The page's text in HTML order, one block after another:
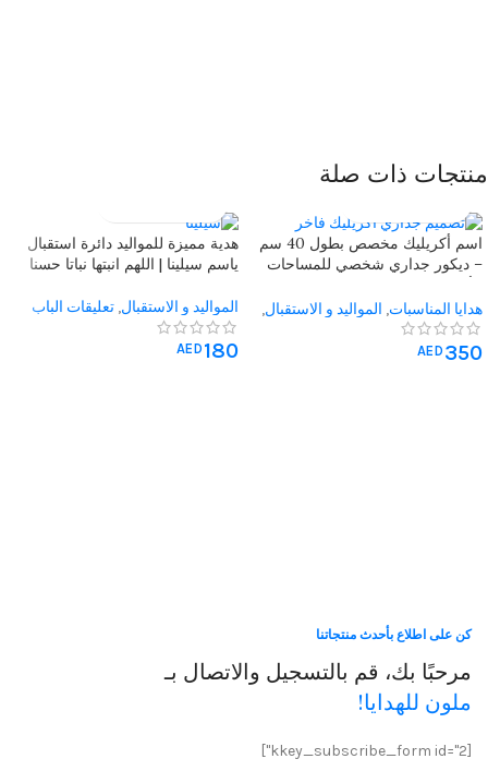
منتجات ذات صلة
اسم أكريليك مخصص بطول 40 سم
– ديكور جداري شخصي للمساحات
هدايا المناسبات, المواليد و الاستقبال,
الجداريات و المحروفات
الباب, جداريات غرف الجلوس
AED 350
هدية مميزة للمواليد دائرة استقبال
ياسم سيلينا | اللهم انبتها نباتا حسنا
المواليد و الاستقبال, تعليقات الباب
AED 180
كن على اطلاع بأحدث منتجاتنا
مرحبًا بك، قم بالتسجيل والاتصال بـ
ملون للهدايا!
[kkey_subscribe_form id="2"]